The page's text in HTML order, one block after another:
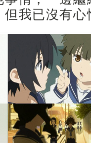
我已沒有